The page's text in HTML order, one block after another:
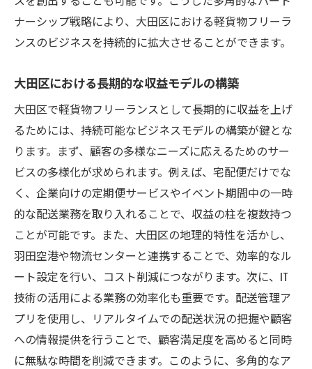
ナーシップ戦略により、大田区における軽貨物フリーラ
ンスのビジネスを持続的に拡大させることができます。
大田区における長期的な収益モデルの構築
大田区で軽貨物フリーランスとして長期的に収益を上げ
るためには、持続可能なビジネスモデルの構築が鍵とな
ります。まず、顧客の多様なニーズに応えるためのサー
ビスの多様化が求められます。例えば、宅配便だけでな
く、企業向けの定期便サービスやイベント期間中の一時
的な配送業務を取り入れることで、収益の柱を複数持つ
ことが可能です。また、大田区の地理的特性を活かし、
羽田空港や物流センターと連携することで、効率的なル
ート設定を行い、コスト削減につながります。次に、IT
技術の活用による業務の効率化も重要です。配送管理ア
プリを使用し、リアルタイムでの配送状況の把握や顧客
への情報提供を行うことで、顧客満足度を高めると同時
に無駄な時間を削減できます。このように、多角的なア